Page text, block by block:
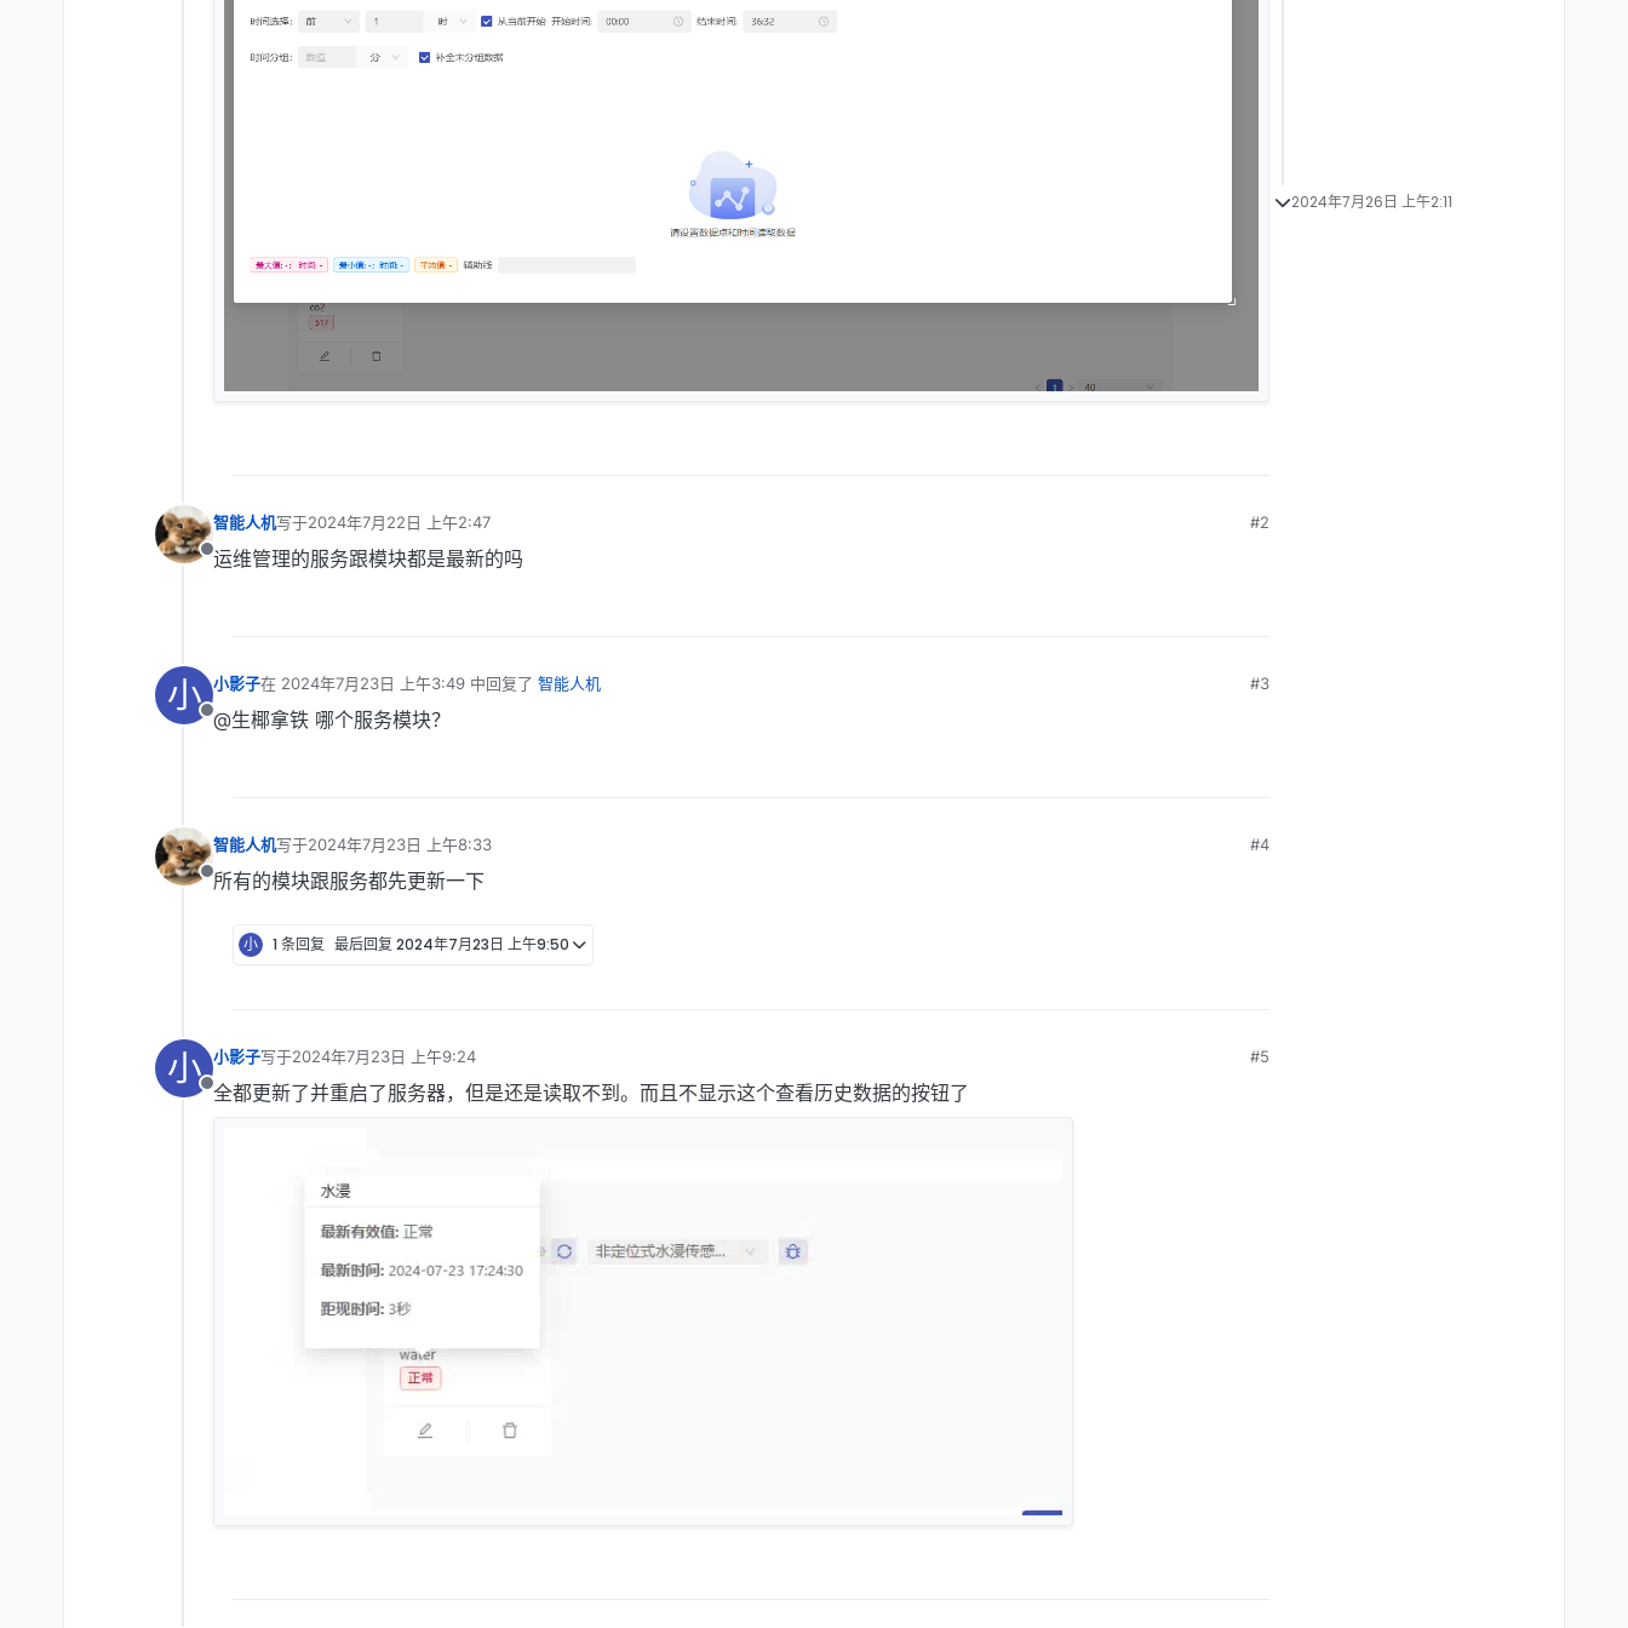
离线
智能人机写于2024年7月22日 上午2:47
最后由 编辑
#2
运维管理的服务跟模块都是最新的吗
小
离线
小影子在 2024年7月23日 上午3:49 中回复了 智能人机
最后由 编辑
#3
@生椰拿铁 哪个服务模块？
离线
智能人机写于2024年7月23日 上午8:33
最后由 编辑
#4
所有的模块跟服务都先更新一下
小 1 条回复 最后回复 2024年7月23日 上午9:50
小
离线
小影子写于2024年7月23日 上午9:24
最后由 编辑
#5
全都更新了并重启了服务器，但是还是读取不到。而且不显示这个查看历史数据的按钮了
2024年7月26日 上午2:11